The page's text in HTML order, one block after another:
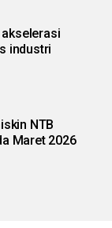
industri
NTB
Maret 2026